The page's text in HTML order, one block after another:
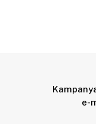
e-